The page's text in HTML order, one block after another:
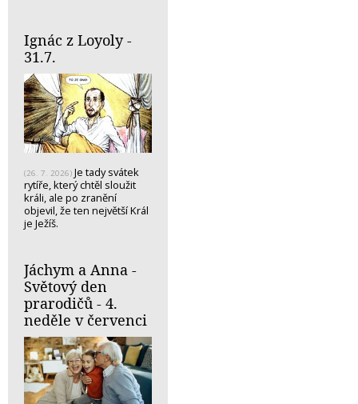
Ignác z Loyoly -
31.7.
(26. 7. 2026) Je tady svátek
rytíře, který chtěl sloužit
králi, ale po zranění
objevil, že ten největší Král
je Ježíš.
Jáchym a Anna -
Světový den
prarodičů - 4.
neděle v červenci